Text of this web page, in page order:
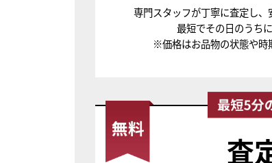
専門スタッフが丁寧に査定し、
最短でその日のうち
※価格はお品物の状態や時
査